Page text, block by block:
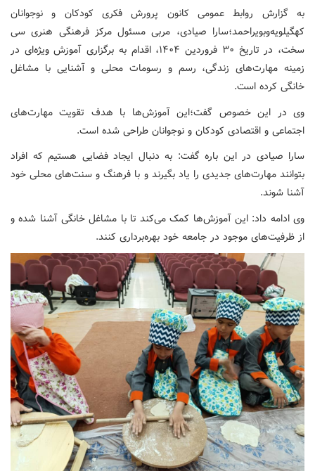
به گزارش روابط عمومی کانون پرورش فکری کودکان و نوجوانان
کهگیلویه‌وبویراحمد؛سارا صیادی، مربی مسئول مرکز فرهنگی هنری سی
سخت، در تاریخ ۳۰ فروردین ۱۴۰۴، اقدام به برگزاری آموزش ویژه‌ای در
زمینه مهارت‌های زندگی، رسم و رسومات محلی و آشنایی با مشاغل
خانگی کرده است.
وی در این خصوص گفت؛این آموزش‌ها با هدف تقویت مهارت‌های
اجتماعی و اقتصادی کودکان و نوجوانان طراحی شده است.
سارا صیادی در این باره گفت: به دنبال ایجاد فضایی هستیم که افراد
بتوانند مهارت‌های جدیدی را یاد بگیرند و با فرهنگ و سنت‌های محلی خود
آشنا شوند.
وی ادامه داد: این آموزش‌ها کمک می‌کند تا با مشاغل خانگی آشنا شده و
از ظرفیت‌های موجود در جامعه خود بهره‌برداری کنند.